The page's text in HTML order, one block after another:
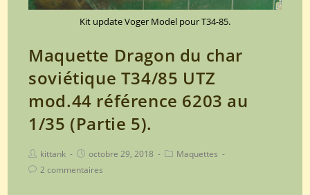
Kit update Voger Model pour T34-85.
Maquette Dragon du char
soviétique T34/85 UTZ
mod.44 référence 6203 au
1/35 (Partie 5).
Post
author:
kittank
Postoctobre 29, 2018
PostMaquettes
Post2 commentaires